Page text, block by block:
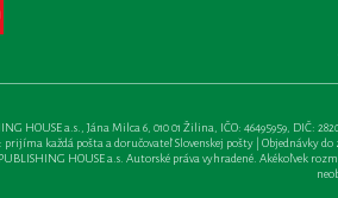
HOUSE a.s., Jána Milca 6, 010 01 Žilina, IČO: 46495959, DIČ:
každá pošta a doručovateľ Slovenskej pošty | Objednávky
HOUSE a.s. Autorské práva vyhradené. Akékoľvek